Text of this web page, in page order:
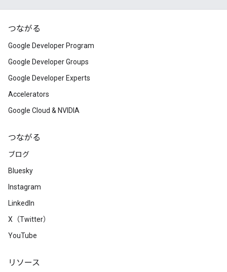
つながる
Google Developer Program
Google Developer Groups
Google Developer Experts
Accelerators
Google Cloud & NVIDIA
つながる
ブログ
Bluesky
Instagram
LinkedIn
X（Twitter）
YouTube
リソース